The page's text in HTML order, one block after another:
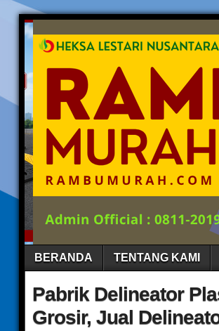
BERANDA TENTANG KAMI
Pabrik Delineator
Grosir, Jual